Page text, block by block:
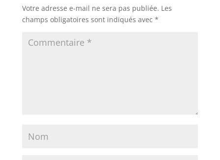
Votre adresse e-mail ne sera pas publiée. Les
champs obligatoires sont indiqués avec *